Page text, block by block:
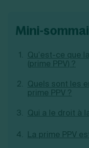
Dissolution-
Toutes les
Gestion des achats
Bilans et
Par besoin
Je suis autonome
Je souhaite être
Découvrez
Création d'entreprise
Création de
Devenir auto
Création d'EURL
Création de SASU
Création de SAS
Création
mini-
Qu’est-ce que
(prime PPV) ?
Quels sont les
prime PPV ?
Qui a le droit à
La prime PPV